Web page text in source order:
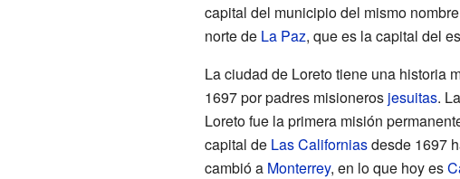
capital del municipio del mismo
norte de La Paz, que es la capital del
La ciudad de Loreto tiene una historia
1697 por padres misioneros jesuitas.
Loreto fue la primera misión
capital de Las Californiasdesde 1697
cambió a Monterrey, en lo que hoy es